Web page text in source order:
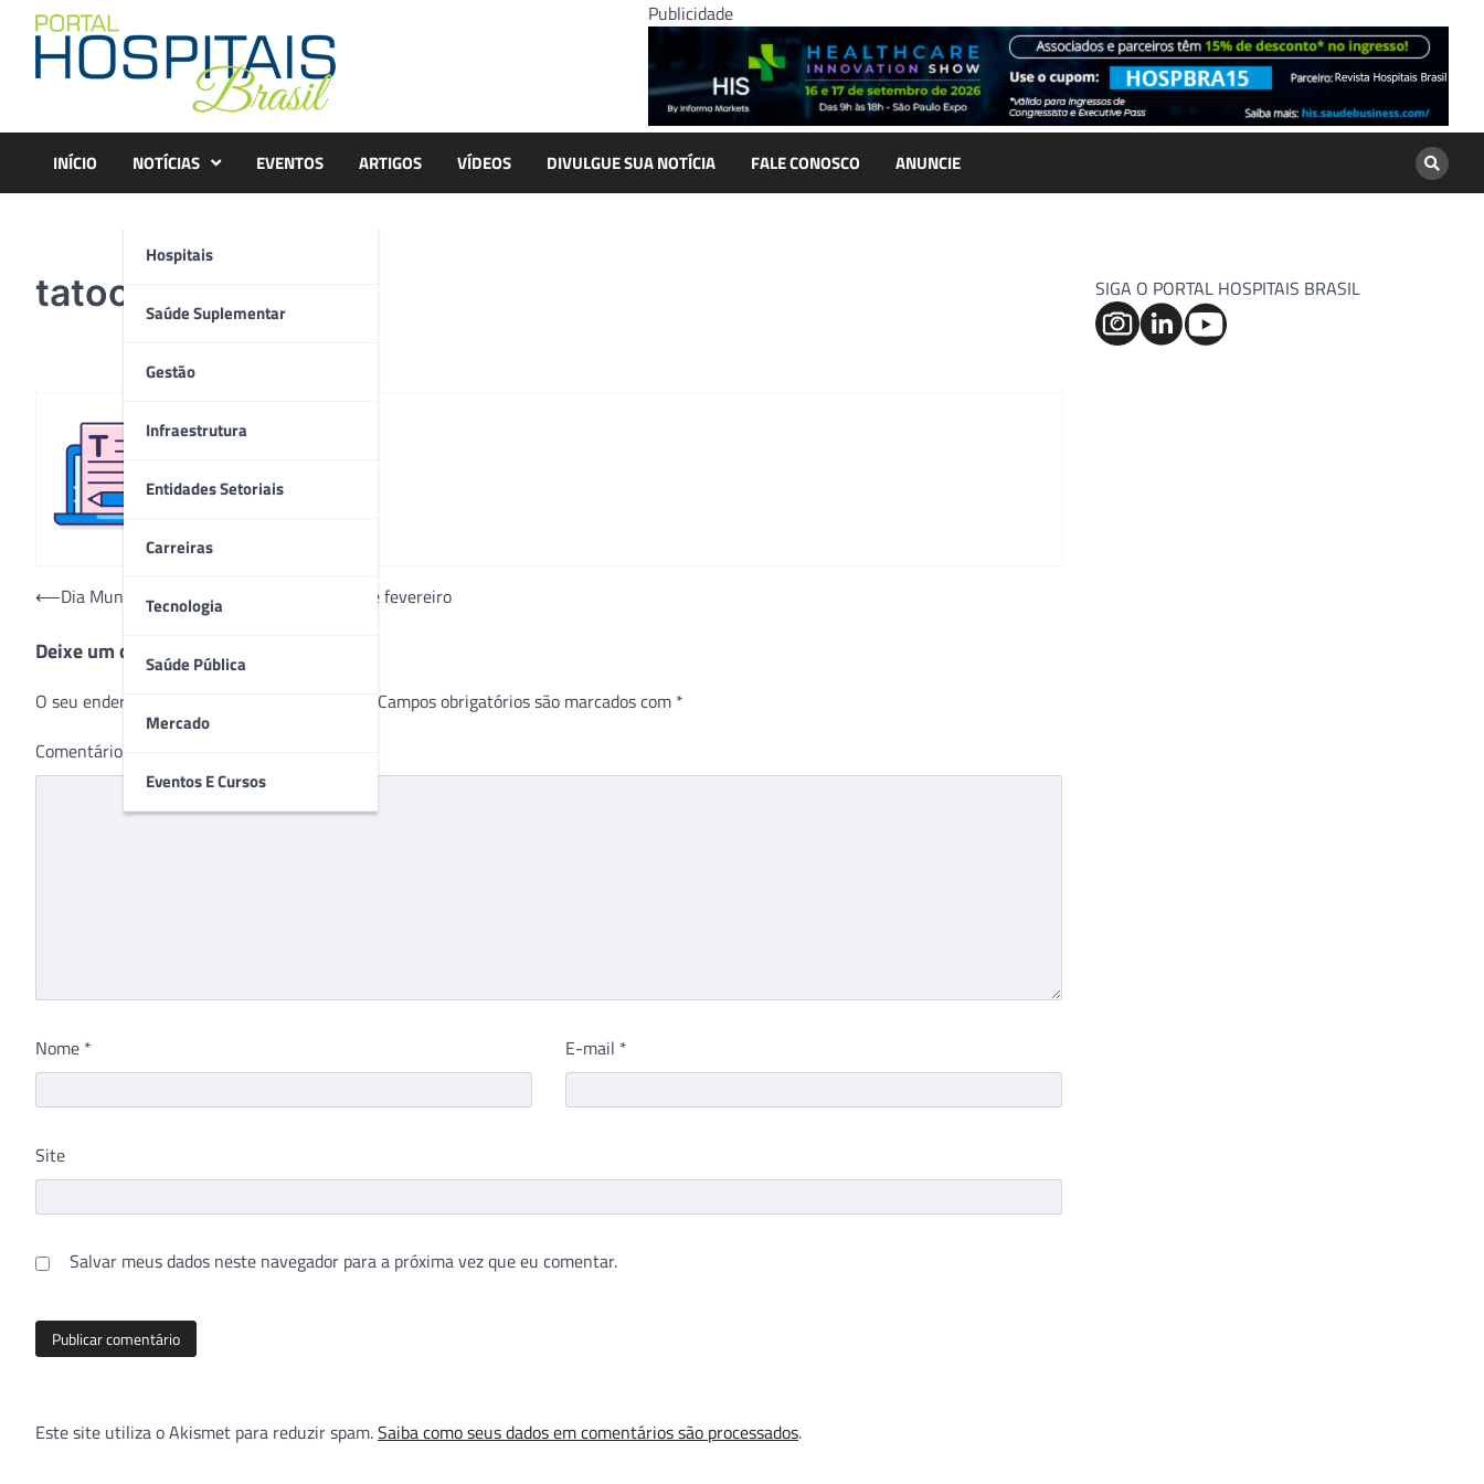
content
Publicidade
INÍCIO NOTÍCIAS
Hospitais
Saúde Suplementar
Gestão
Infraestrutura
Entidades Setoriais
Carreiras
Tecnologia
Saúde Pública
Mercado
Eventos E Cursos
EVENTOS ARTIGOS VÍDEOS DIVULGUE SUA NOTÍCIA FALE CONOSCO ANUNCIE
tatoo
Navegação
Post
⟵Dia Mundial do Câncer é lembrado em 4 de fevereiro
Deixe um comentário
O seu endereço de e-mail não será publicado. Campos obrigatórios são marcados com *
Comentário
Nome * E-mail *
Site
Salvar meus dados neste navegador para a próxima vez que eu comentar.
Este site utiliza o Akismet para reduzir spam.Saiba como seus dados em comentários são processados.
SIGA O PORTAL HOSPITAIS BRASIL